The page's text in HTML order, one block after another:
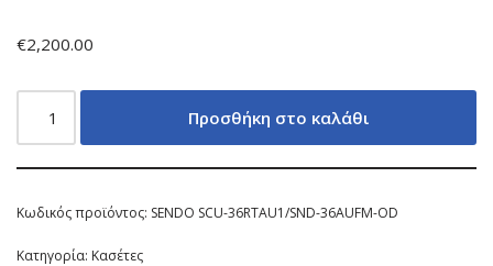
€2,200.00
Προσθήκη στο καλάθι
Κωδικός προϊόντος: SENDO SCU-36RTAU1/SND-36AUFM-OD
Κατηγορία: Κασέτες